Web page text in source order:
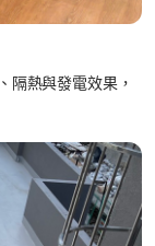
隔熱與發電效果，